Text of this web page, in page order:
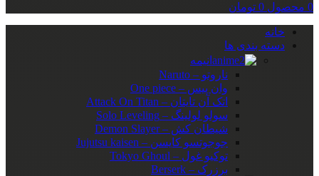
0 محصول 0 تومان
خانه
دسته بندی ها
انیمه
ناروتو – Naruto
وان پیس – One piece
اتک آن تایتان – Attack On Titan
سولو لولینگ – Solo Leveling
شیطان کش – Demon Slayer
جوجوتسو کایسن – Jujutsu kaisen
توکیو غول – Tokyo Ghoul
برزرک – Berserk